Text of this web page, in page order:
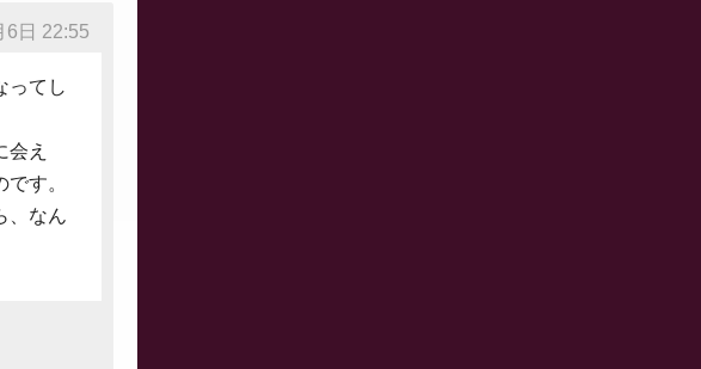
6日 22:55
ってし
会え
す。
、なん